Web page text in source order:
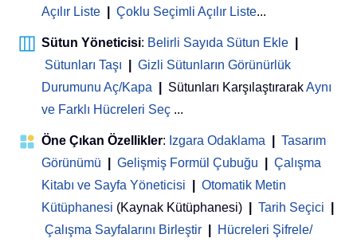
Açılır Liste
Çoklu Seçimli Açılır Liste...
Sütun Yöneticisi: Belirli Sayıda Sütun Ekle
Sütunları Taşı
Gizli Sütunların Görünürlük
Durumunu Aç/Kapa
Sütunları KarşılaştırarakAynı
ve Farklı Hücreleri Seç ...
Öne Çıkan Özellikler: Izgara Odaklama
Tasarım
Görünümü
Gelişmiş Formül Çubuğu
Çalışma
Kitabı ve Sayfa Yöneticisi
Otomatik Metin
Kütüphanesi (Kaynak Kütüphanesi) Tarih Seçici
Çalışma Sayfalarını Birleştir
Hücreleri Şifrele/